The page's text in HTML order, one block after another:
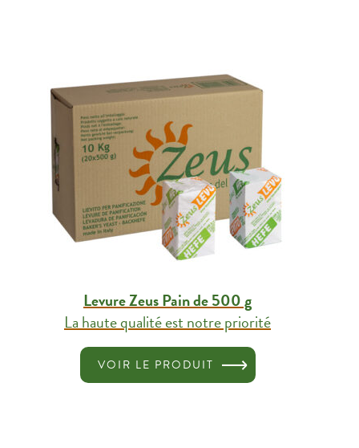
Levure Zeus Pain de 500 g
La haute qualité est notre priorité
VOIR LE PRODUIT